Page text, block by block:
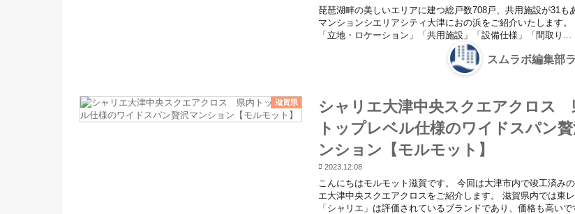
琵琶湖畔の美しいエリアに建つ総戸数708戸、共用施設が31も
マンションシエリアシティ大津におの浜をご紹介いたします。
「立地・ロケーション」「共用施設」「設備仕様」「間取り...
スムラボ編集部
滋賀県
シャリエ大津中央スクエアクロス
トップレベル仕様のワイドスパン
ンション【モルモット】
2023.12.08
こんにちはモルモット滋賀です。 今回は大津市内で竣工済み
エ大津中央スクエアクロスをご紹介します。 滋賀県内では東
「シャリエ」は評価されているブランドであり、価格も高いで